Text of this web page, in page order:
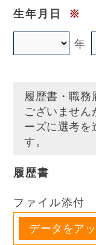
生年月日 ※
年
履歴書・職務
ございません
ーズに選考を
す。
履歴書
ファイル添付